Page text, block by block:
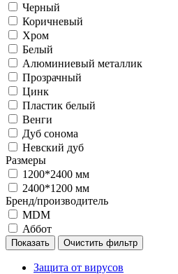
Черный
Коричневый
Хром
Белый
Алюминиевый металлик
Прозрачный
Цинк
Пластик белый
Венги
Дуб сонома
Невский дуб
Размеры
1200*2400 мм
2400*1200 мм
Бренд/производитель
MDM
Аббот
Защита от вирусов